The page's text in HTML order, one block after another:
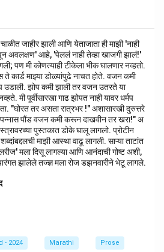
जाहीर झाली आणि येताजाता ही माझी 'नाही
अवलक्षण' आहे, 'पेललं नाही तेव्हा खाजगी झालं!'
पण मी कोणत्याही टीकेला भीक घालणार नव्हतो.
ते कार्ड माझ्या डोळ्यांपुढे नाचत होते. वजन कमी
उडाली. झोप कमी झाली तर वजन उतरते या
मी पूर्वीसारखा गाढ झोपत नाही यावर धर्मप
"घोरत तर असता रात्रभर !" अशासारखी दुरुत्तरे
पन्नास पौंड वजन कमी करून दाखवीन तर खरा!" अ
पुस्तकात डोके घालू लागलो. प्रोटीन
माझी आस्था वाढू लागली. साऱ्या ताटांत
मला दिसू लागल्या आणि आनंदाची गोष्ट अशी,
झालेले तज्ज्ञ मला रोज डझनवारीने भेटू लागले.
- 2024 Marathi Prose